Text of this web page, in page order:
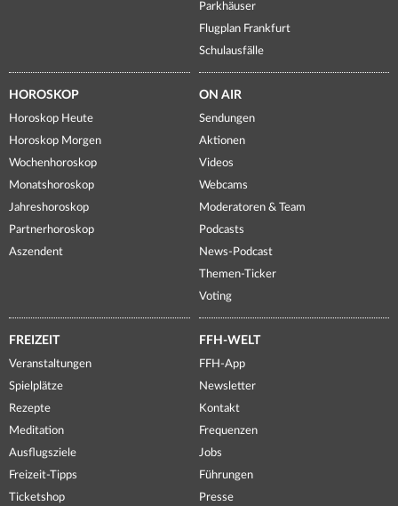
Parkhäuser
Flugplan Frankfurt
Schulausfälle
HOROSKOP
Horoskop Heute
Horoskop Morgen
Wochenhoroskop
Monatshoroskop
Jahreshoroskop
Partnerhoroskop
Aszendent
ON AIR
Sendungen
Aktionen
Videos
Webcams
Moderatoren & Team
Podcasts
News-Podcast
Themen-Ticker
Voting
FREIZEIT
Veranstaltungen
Spielplätze
Rezepte
Meditation
Ausflugsziele
Freizeit-Tipps
Ticketshop
FFH-WELT
FFH-App
Newsletter
Kontakt
Frequenzen
Jobs
Führungen
Presse